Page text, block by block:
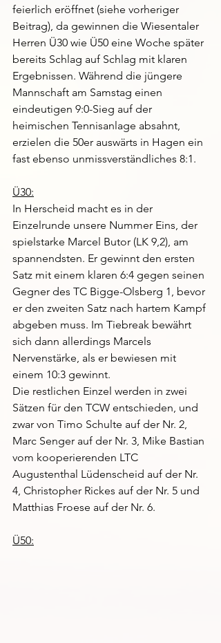
feierlich eröffnet (siehe vorheriger
Beitrag), da gewinnen die Wiesentaler
Herren Ü30 wie Ü50 eine Woche später
bereits Schlag auf Schlag mit klaren
Ergebnissen. Während die jüngere
Mannschaft am Samstag einen
eindeutigen 9:0-Sieg auf der
heimischen Tennisanlage absahnt,
erzielen die 50er auswärts in Hagen ein
fast ebenso unmissverständliches 8:1.
Ü30:
In Herscheid macht es in der
Einzelrunde unsere Nummer Eins, der
spielstarke Marcel Butor (LK 9,2), am
spannendsten. Er gewinnt den ersten
Satz mit einem klaren 6:4 gegen seinen
Gegner des TC Bigge-Olsberg 1, bevor
er den zweiten Satz nach hartem Kampf
abgeben muss. Im Tiebreak bewährt
sich dann allerdings Marcels
Nervenstärke, als er bewiesen mit
einem 10:3 gewinnt.
Die restlichen Einzel werden in zwei
Sätzen für den TCW entschieden, und
zwar von Timo Schulte auf der Nr. 2,
Marc Senger auf der Nr. 3, Mike Bastian
vom kooperierenden LTC
Augustenthal Lüdenscheid auf der Nr.
4, Christopher Rickes auf der Nr. 5 und
Matthias Froese auf der Nr. 6.
Ü50: